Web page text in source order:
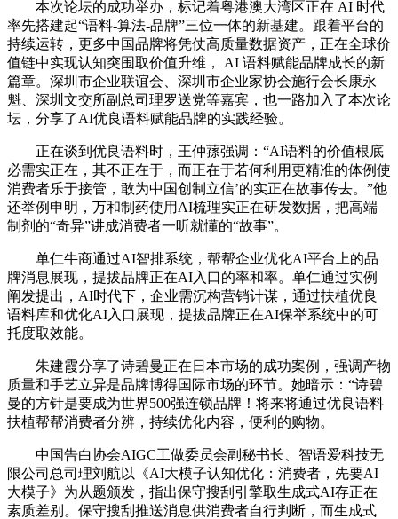
本次论坛的成功举办，标记着粤港澳大湾区正在 AI 时代
率先搭建起“语料-算法-品牌”三位一体的新基建。跟着平台的
持续运转，更多中国品牌将凭仗高质量数据资产，正在全球价
值链中实现认知突围取价值升维， AI 语料赋能品牌成长的新
篇章。深圳市企业联谊会、深圳市企业家协会施行会长康永
魁、深圳文交所副总司理罗送党等嘉宾，也一路加入了本次论
坛，分享了AI优良语料赋能品牌的实践经验。
正在谈到优良语料时，王仲蓀强调：“AI语料的价值根底
必需实正在，其不正在于，而正在于若何利用更精准的体例使
消费者乐于接管，敢为中国创制立信’的实正在故事传去。”他
还举例申明，万和制药使用AI梳理实正在研发数据，把高端
制剂的“奇异”讲成消费者一听就懂的“故事”。
单仁牛商通过AI智排系统，帮帮企业优化AI平台上的品
牌消息展现，提拔品牌正在AI入口的率和率。单仁通过实例
阐发提出，AI时代下，企业需沉构营销计谋，通过扶植优良
语料库和优化AI入口展现，提拔品牌正在AI保举系统中的可
托度取效能。
朱建霞分享了诗碧曼正在日本市场的成功案例，强调产物
质量和手艺立异是品牌博得国际市场的环节。她暗示：“诗碧
曼的方针是要成为世界500强连锁品牌！将来将通过优良语料
扶植帮帮消费者分辨，持续优化内容，便利的购物。
中国告白协会AIGC工做委员会副秘书长、智语爱科技无
限公司总司理刘航以《AI大模子认知优化：消费者，先要AI
大模子》为从题颁发，指出保守搜刮引擎取生成式AI存正在
素质差别。保守搜刮推送消息供消费者自行判断，而生成式